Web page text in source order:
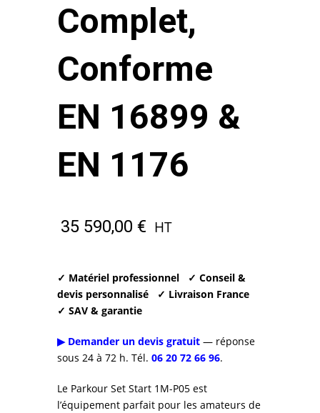
Complet,
Conforme
EN 16899 &
EN 1176
35 590,00 € HT
✓ Matériel professionnel
✓ Conseil &
devis personnalisé
✓ Livraison France
✓ SAV & garantie
▶ Demander un devis gratuit — réponse
sous 24 à 72 h. Tél. 06 20 72 66 96.
Le Parkour Set Start 1M-P05 est
l’équipement parfait pour les amateurs de